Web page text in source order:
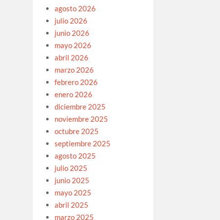
agosto 2026
julio 2026
junio 2026
mayo 2026
abril 2026
marzo 2026
febrero 2026
enero 2026
diciembre 2025
noviembre 2025
octubre 2025
septiembre 2025
agosto 2025
julio 2025
junio 2025
mayo 2025
abril 2025
marzo 2025